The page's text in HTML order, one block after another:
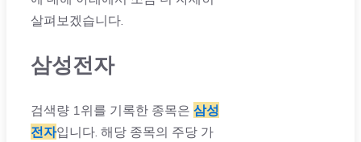
살펴보겠습니다.
삼성전자
검색량 1위를 기록한 종목은 삼성
전자입니다. 해당 종목의 주당 가